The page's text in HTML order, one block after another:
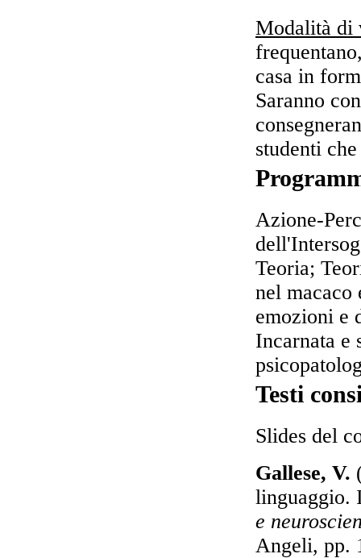
Modalità di
casa in
Saranno
studenti
Azione-
Teoria;
nel
emozioni e
Incarnata e
Testi
Slides del
Gallese, V.
linguaggio.
e
Angeli, pp.